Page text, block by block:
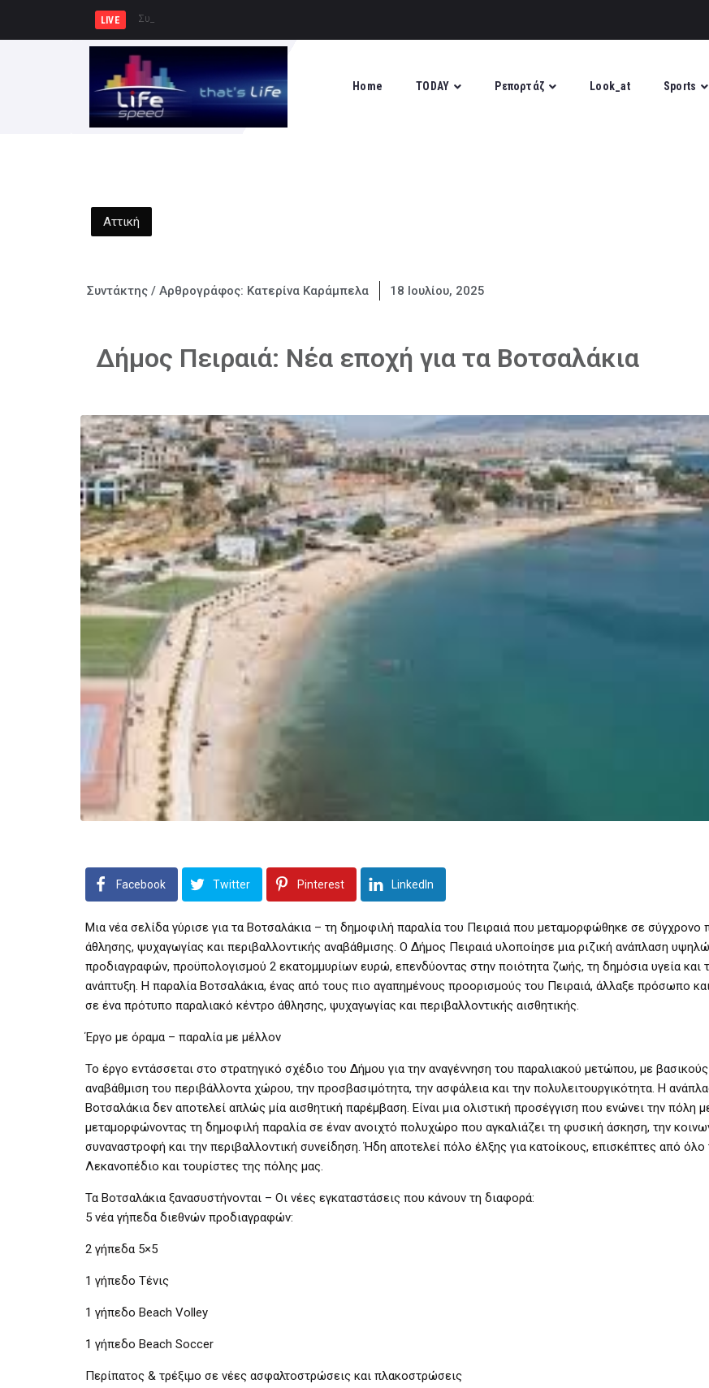
LIVE Συνελήφθησαν 2 άτομα για διάρ
Home TODAY Ρεπορτάζ Look_at Sports
Αττική
Συντάκτης / Αρθρογράφος: Κατερίνα Καράμπελα 18 Ιουλίου, 2025
Δήμος Πειραιά: Νέα εποχή για τα Βοτσαλάκια
Facebook Twitter Pinterest LinkedIn
Μια νέα σελίδα γύρισε για τα Βοτσαλάκια – τη δημοφιλή παραλία του Πειραιά που μεταμορφώθηκε σε σύγχρονο
άθλησης, ψυχαγωγίας και περιβαλλοντικής αναβάθμισης. Ο Δήμος Πειραιά υλοποίησε μια ριζική ανάπλαση
προδιαγραφών, προϋπολογισμού 2 εκατομμυρίων ευρώ, επενδύοντας στην ποιότητα ζωής, τη δημόσια υγεία και
ανάπτυξη. Η παραλία Βοτσαλάκια, ένας από τους πιο αγαπημένους προορισμούς του Πειραιά, άλλαξε πρόσωπο
σε ένα πρότυπο παραλιακό κέντρο άθλησης, ψυχαγωγίας και περιβαλλοντικής αισθητικής.
Έργο με όραμα – παραλία με μέλλον
Το έργο εντάσσεται στο στρατηγικό σχέδιο του Δήμου για την αναγέννηση του παραλιακού μετώπου, με
αναβάθμιση του περιβάλλοντα χώρου, την προσβασιμότητα, την ασφάλεια και την πολυλειτουργικότητα. Η
Βοτσαλάκια δεν αποτελεί απλώς μία αισθητική παρέμβαση. Είναι μια ολιστική προσέγγιση που ενώνει την πόλη
μεταμορφώνοντας τη δημοφιλή παραλία σε έναν ανοιχτό πολυχώρο που αγκαλιάζει τη φυσική άσκηση, την
συναναστροφή και την περιβαλλοντική συνείδηση. Ήδη αποτελεί πόλο έλξης για κατοίκους, επισκέπτες από όλο
Λεκανοπέδιο και τουρίστες της πόλης μας.
Τα Βοτσαλάκια ξανασυστήνονται – Οι νέες εγκαταστάσεις που κάνουν τη διαφορά:
5 νέα γήπεδα διεθνών προδιαγραφών:
2 γήπεδα 5×5
1 γήπεδο Τένις
1 γήπεδο Beach Volley
1 γήπεδο Beach Soccer
Περίπατος & τρέξιμο σε νέες ασφαλτοστρώσεις και πλακοστρώσεις